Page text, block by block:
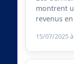
montrent
revenus
15/07/2025